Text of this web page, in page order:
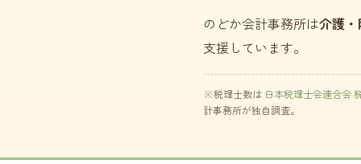
のどか会計事務所は介護
支援しています。
※税理士数は 日本税理士会連合会
計事務所が独自調査。